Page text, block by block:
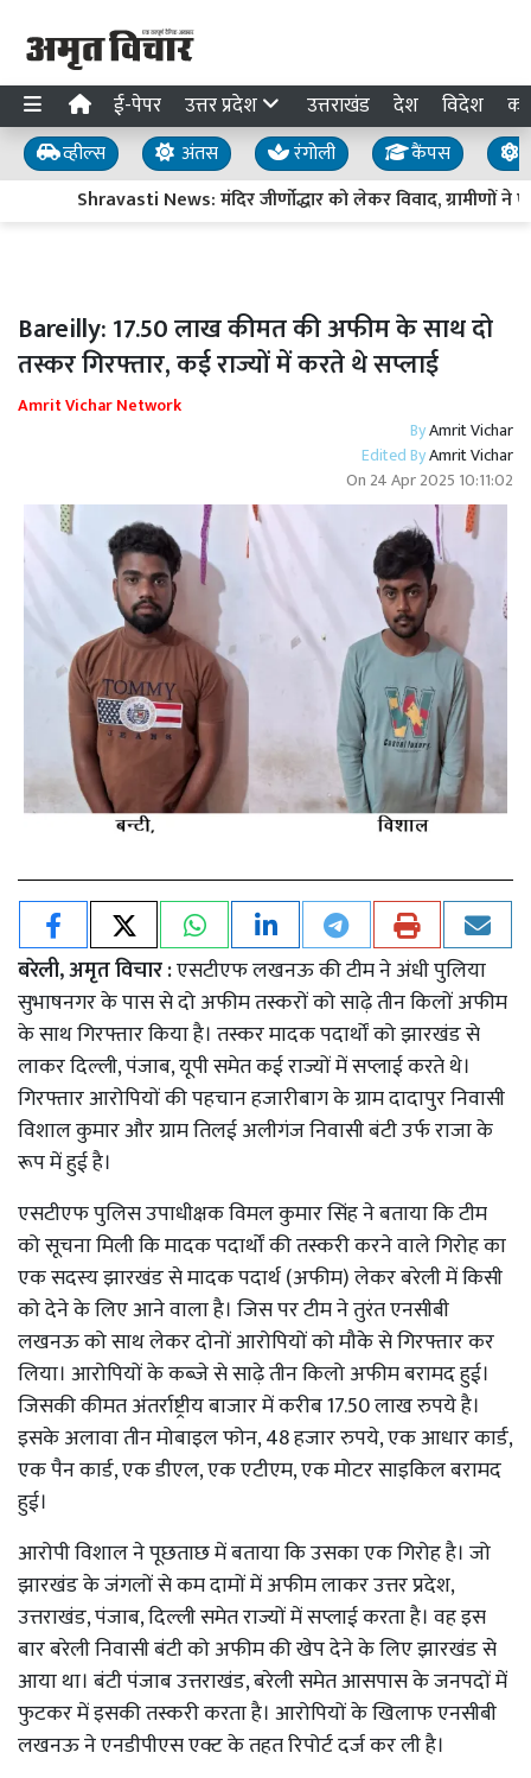
ई-पेपर उत्तर प्रदेश उत्तराखंड देश विदेश
व्हील्स अंतस रंगोली कैंपस
Shravasti News: मंदिर जीर्णोद्धार को लेकर विवाद, ग्रामीणों
Bareilly: 17.50 लाख कीमत की अफीम के साथ दो
तस्कर गिरफ्तार, कई राज्यों में करते थे सप्लाई
Amrit Vichar Network
ByAmrit Vichar
Edited ByAmrit Vichar
On 24 Apr 2025 10:11:02
बरेली, अमृत विचार :एसटीएफ लखनऊ की टीम ने अंधी पुलिया
सुभाषनगर के पास से दो अफीम तस्करों को साढ़े तीन किलों अफीम
के साथ गिरफ्तार किया है। तस्कर मादक पदार्थों को झारखंड से
लाकर दिल्ली, पंजाब, यूपी समेत कई राज्यों में सप्लाई करते थे।
गिरफ्तार आरोपियों की पहचान हजारीबाग के ग्राम दादापुर निवासी
विशाल कुमार और ग्राम तिलई अलीगंज निवासी बंटी उर्फ राजा के
रूप में हुई है।
एसटीएफ पुलिस उपाधीक्षक विमल कुमार सिंह ने बताया कि टीम
को सूचना मिली कि मादक पदार्थों की तस्करी करने वाले गिरोह का
एक सदस्य झारखंड से मादक पदार्थ (अफीम) लेकर बरेली में किसी
को देने के लिए आने वाला है। जिस पर टीम ने तुरंत एनसीबी
लखनऊ को साथ लेकर दोनों आरोपियों को मौके से गिरफ्तार कर
लिया। आरोपियों के कब्जे से साढ़े तीन किलो अफीम बरामद हुई।
जिसकी कीमत अंतर्राष्ट्रीय बाजार में करीब 17.50 लाख रुपये है।
इसके अलावा तीन मोबाइल फोन, 48 हजार रुपये, एक आधार कार्ड,
एक पैन कार्ड, एक डीएल, एक एटीएम, एक मोटर साइकिल बरामद
हुई।
आरोपी विशाल ने पूछताछ में बताया कि उसका एक गिरोह है। जो
झारखंड के जंगलों से कम दामों में अफीम लाकर उत्तर प्रदेश,
उत्तराखंड, पंजाब, दिल्ली समेत राज्यों में सप्लाई करता है। वह इस
बार बरेली निवासी बंटी को अफीम की खेप देने के लिए झारखंड से
आया था। बंटी पंजाब उत्तराखंड, बरेली समेत आसपास के जनपदों में
फुटकर में इसकी तस्करी करता है। आरोपियों के खिलाफ एनसीबी
लखनऊ ने एनडीपीएस एक्ट के तहत रिपोर्ट दर्ज कर ली है।